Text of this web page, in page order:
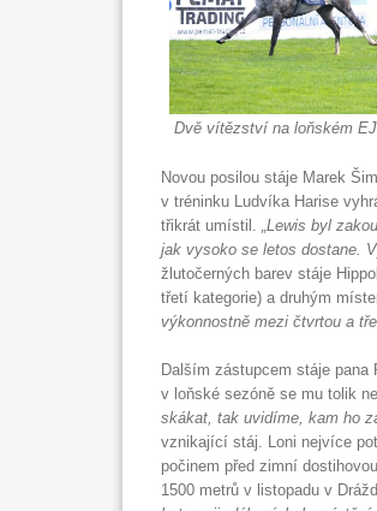
Dvě vítězství na loňském
Novou posilou stáje Marek
v tréninku Ludvíka Harise
třikrát umístil. „Lewis byl
jak vysoko se letos dostane.
žlutočerných barev stáje
třetí kategorie) a druhým
výkonnostně mezi čtvrtou a
Dalším zástupcem stáje pana
v loňské sezóně se mu tolik
skákat, tak uvidíme, kam ho
vznikající stáj. Loni nejvíce
počinem před zimní
1500 metrů v listopadu v